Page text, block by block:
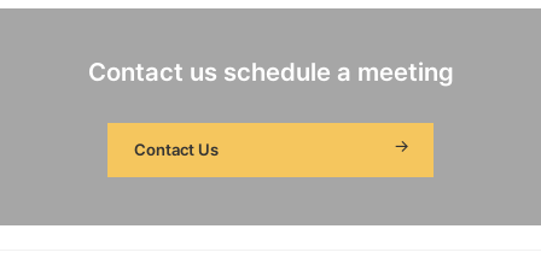
Contact us schedule a meeting
Contact Us